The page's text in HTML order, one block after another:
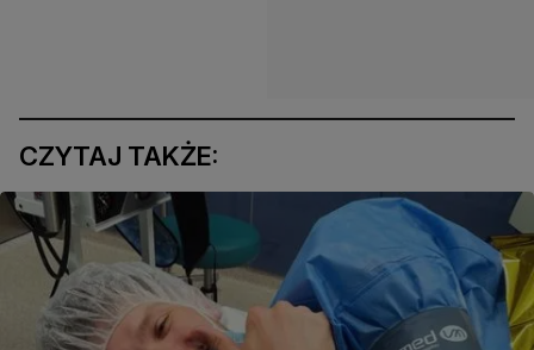
CZYTAJ TAKŻE: